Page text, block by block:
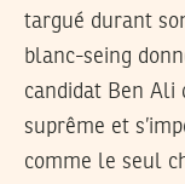
targué durant
blanc-seing
candidat Ben
suprême et
comme le seul